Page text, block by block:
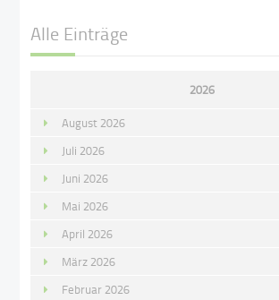
Alle Einträge
2026
August 2026
Juli 2026
Juni 2026
Mai 2026
April 2026
März 2026
Februar 2026